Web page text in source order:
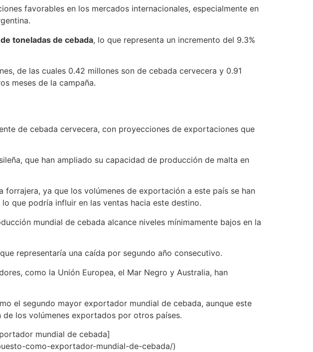
favorables en los mercados internacionales, especialmente en
toneladas de cebada, lo que representa un incremento del 9.3%
de las cuales 0.42 millones son de cebada cervecera y 0.91
meses de la campaña.
de cebada cervecera, con proyecciones de exportaciones que
que han ampliado su capacidad de producción de malta en
forrajera, ya que los volúmenes de exportación a este país se han
que podría influir en las ventas hacia este destino.
mundial de cebada alcance niveles mínimamente bajos en la
representaría una caída por segundo año consecutivo.
como la Unión Europea, el Mar Negro y Australia, han
el segundo mayor exportador mundial de cebada, aunque este
los volúmenes exportados por otros países.
mundial de cebada]
como-exportador-mundial-de-cebada/)